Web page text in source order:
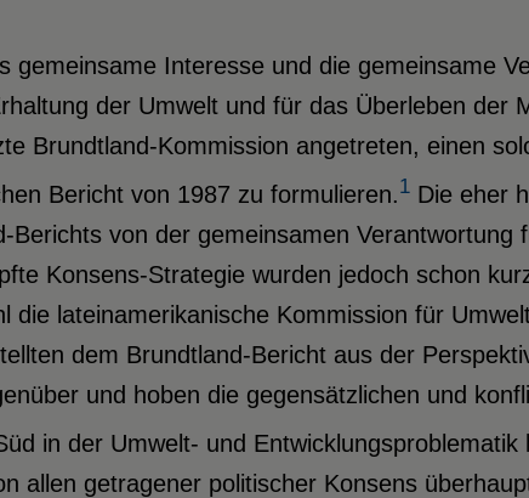
gemeinsame Interesse und die gemeinsame
der Umwelt und für das Überleben der
Brundtland-Kommission angetreten, einen
Bericht von 1987 zu formulieren.1Die eher
Berichts von der gemeinsamen Verantwortung
Konsens-Strategie wurden jedoch schon
die lateinamerikanische Kommission für
dem Brundtland-Bericht aus der
und hoben die gegensätzlichen und
in der Umwelt- und Entwicklungsproblematik
allen getragener politischer Konsens